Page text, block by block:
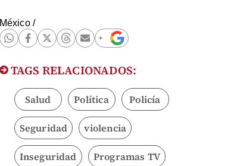
México/
TAGS RELACIONADOS:
Salud Política Policía
Seguridad violencia
Inseguridad Programas TV